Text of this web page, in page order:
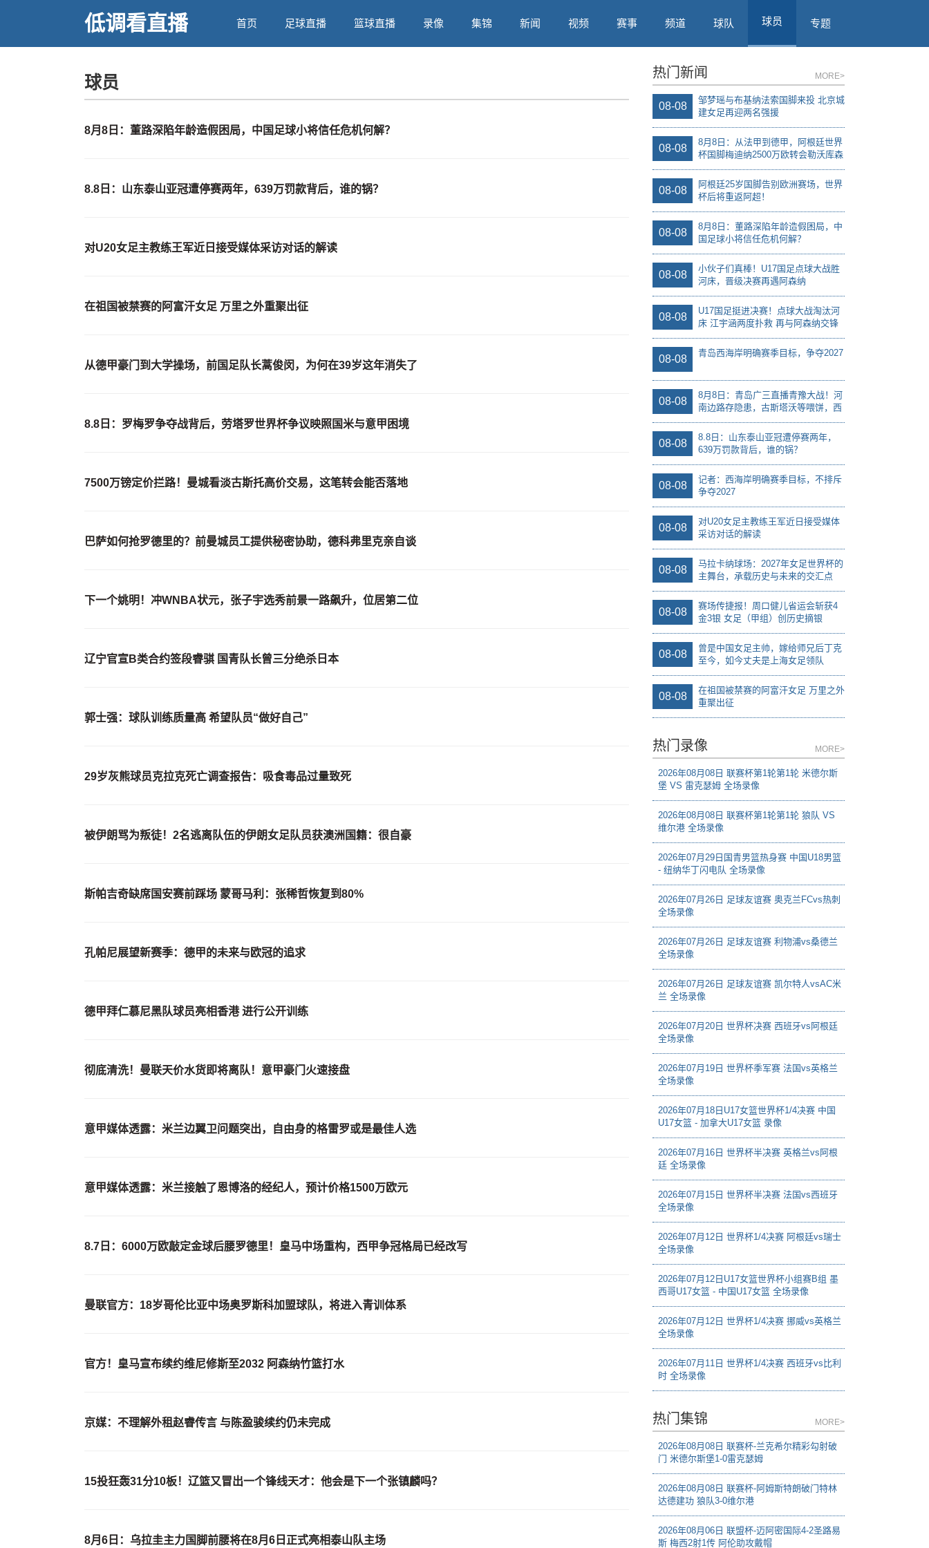
低调看直播 首页 足球直播 篮球直播 录像 集锦 新闻 视频 赛事 频道 球队 球员 专题
球员
8月8日：董路深陷年龄造假困局，中国足球小将信任危机何解？
8.8日：山东泰山亚冠遭停赛两年，639万罚款背后，谁的锅？
对U20女足主教练王军近日接受媒体采访对话的解读
在祖国被禁赛的阿富汗女足 万里之外重聚出征
从德甲豪门到大学操场，前国足队长蒿俊闵，为何在39岁这年消失了
8.8日：罗梅罗争夺战背后，劳塔罗世界杯争议映照国米与意甲困境
7500万镑定价拦路！曼城看淡古斯托高价交易，这笔转会能否落地
巴萨如何抢罗德里的？前曼城员工提供秘密协助，德科弗里克亲自谈
下一个姚明！冲WNBA状元，张子宇选秀前景一路飙升，位居第二位
辽宁官宣B类合约签段睿骐 国青队长曾三分绝杀日本
郭士强：球队训练质量高 希望队员“做好自己”
29岁灰熊球员克拉克死亡调查报告：吸食毒品过量致死
被伊朗骂为叛徒！2名逃离队伍的伊朗女足队员获澳洲国籍：很自豪
斯帕吉奇缺席国安赛前踩场 蒙哥马利：张稀哲恢复到80%
孔帕尼展望新赛季：德甲的未来与欧冠的追求
德甲拜仁慕尼黑队球员亮相香港 进行公开训练
彻底清洗！曼联天价水货即将离队！意甲豪门火速接盘
意甲媒体透露：米兰边翼卫问题突出，自由身的格雷罗或是最佳人选
意甲媒体透露：米兰接触了恩博洛的经纪人，预计价格1500万欧元
8.7日：6000万欧敲定金球后腰罗德里！皇马中场重构，西甲争冠格局已经改写
曼联官方：18岁哥伦比亚中场奥罗斯科加盟球队，将进入青训体系
官方！皇马宣布续约维尼修斯至2032 阿森纳竹篮打水
京媒：不理解外租赵睿传言 与陈盈骏续约仍未完成
15投狂轰31分10板！辽篮又冒出一个锋线天才：他会是下一个张镇麟吗？
8月6日：乌拉圭主力国脚前腰将在8月6日正式亮相泰山队主场
热门新闻 MORE>
08-08
邹梦瑶与布基纳法索国脚来投 北京城
建女足再迎两名强援
08-08
8月8日：从法甲到德甲，阿根廷世界
杯国脚梅迪纳2500万欧转会勒沃库森
08-08
阿根廷25岁国脚告别欧洲赛场，世界
杯后将重返阿超！
08-08
8月8日：董路深陷年龄造假困局，中
国足球小将信任危机何解？
08-08
小伙子们真棒！U17国足点球大战胜
河床，晋级决赛再遇阿森纳
08-08
U17国足挺进决赛！点球大战淘汰河
床 江宇涵两度扑救 再与阿森纳交锋
08-08
青岛西海岸明确赛季目标，争夺2027
08-08
8月8日：青岛广三直播青豫大战！河
南边路存隐患，古斯塔沃等喂饼，西
海岸剑指亚冠
08-08
8.8日：山东泰山亚冠遭停赛两年，
639万罚款背后，谁的锅？
08-08
记者：西海岸明确赛季目标，不排斥
争夺2027
08-08
对U20女足主教练王军近日接受媒体
采访对话的解读
08-08
马拉卡纳球场：2027年女足世界杯的
主舞台，承载历史与未来的交汇点
08-08
赛场传捷报！周口健儿省运会斩获4
金3银 女足（甲组）创历史摘银
08-08
曾是中国女足主帅，嫁给师兄后丁克
至今，如今丈夫是上海女足领队
08-08
在祖国被禁赛的阿富汗女足 万里之外
重聚出征
热门录像 MORE>
2026年08月08日 联赛杯第1轮第1轮 米德尔斯
堡 VS 雷克瑟姆 全场录像
2026年08月08日 联赛杯第1轮第1轮 狼队 VS
维尔港 全场录像
2026年07月29日国青男篮热身赛 中国U18男篮
- 纽纳华丁闪电队 全场录像
2026年07月26日 足球友谊赛 奥克兰FCvs热刺
全场录像
2026年07月26日 足球友谊赛 利物浦vs桑德兰
全场录像
2026年07月26日 足球友谊赛 凯尔特人vsAC米
兰 全场录像
2026年07月20日 世界杯决赛 西班牙vs阿根廷
全场录像
2026年07月19日 世界杯季军赛 法国vs英格兰
全场录像
2026年07月18日U17女篮世界杯1/4决赛 中国
U17女篮 - 加拿大U17女篮 录像
2026年07月16日 世界杯半决赛 英格兰vs阿根
廷 全场录像
2026年07月15日 世界杯半决赛 法国vs西班牙
全场录像
2026年07月12日 世界杯1/4决赛 阿根廷vs瑞士
全场录像
2026年07月12日U17女篮世界杯小组赛B组 墨
西哥U17女篮 - 中国U17女篮 全场录像
2026年07月12日 世界杯1/4决赛 挪威vs英格兰
全场录像
2026年07月11日 世界杯1/4决赛 西班牙vs比利
时 全场录像
热门集锦 MORE>
2026年08月08日 联赛杯-兰克希尔精彩勾射破
门 米德尔斯堡1-0雷克瑟姆
2026年08月08日 联赛杯-阿姆斯特朗破门特林
达德建功 狼队3-0维尔港
2026年08月06日 联盟杯-迈阿密国际4-2圣路易
斯 梅西2射1传 阿伦助攻戴帽